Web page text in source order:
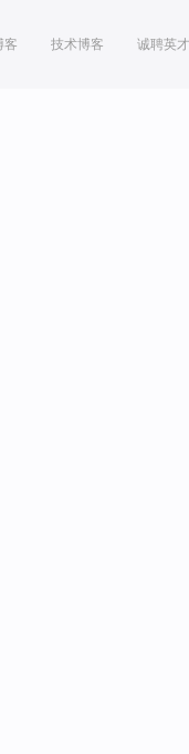
客 技术博客 诚聘英才